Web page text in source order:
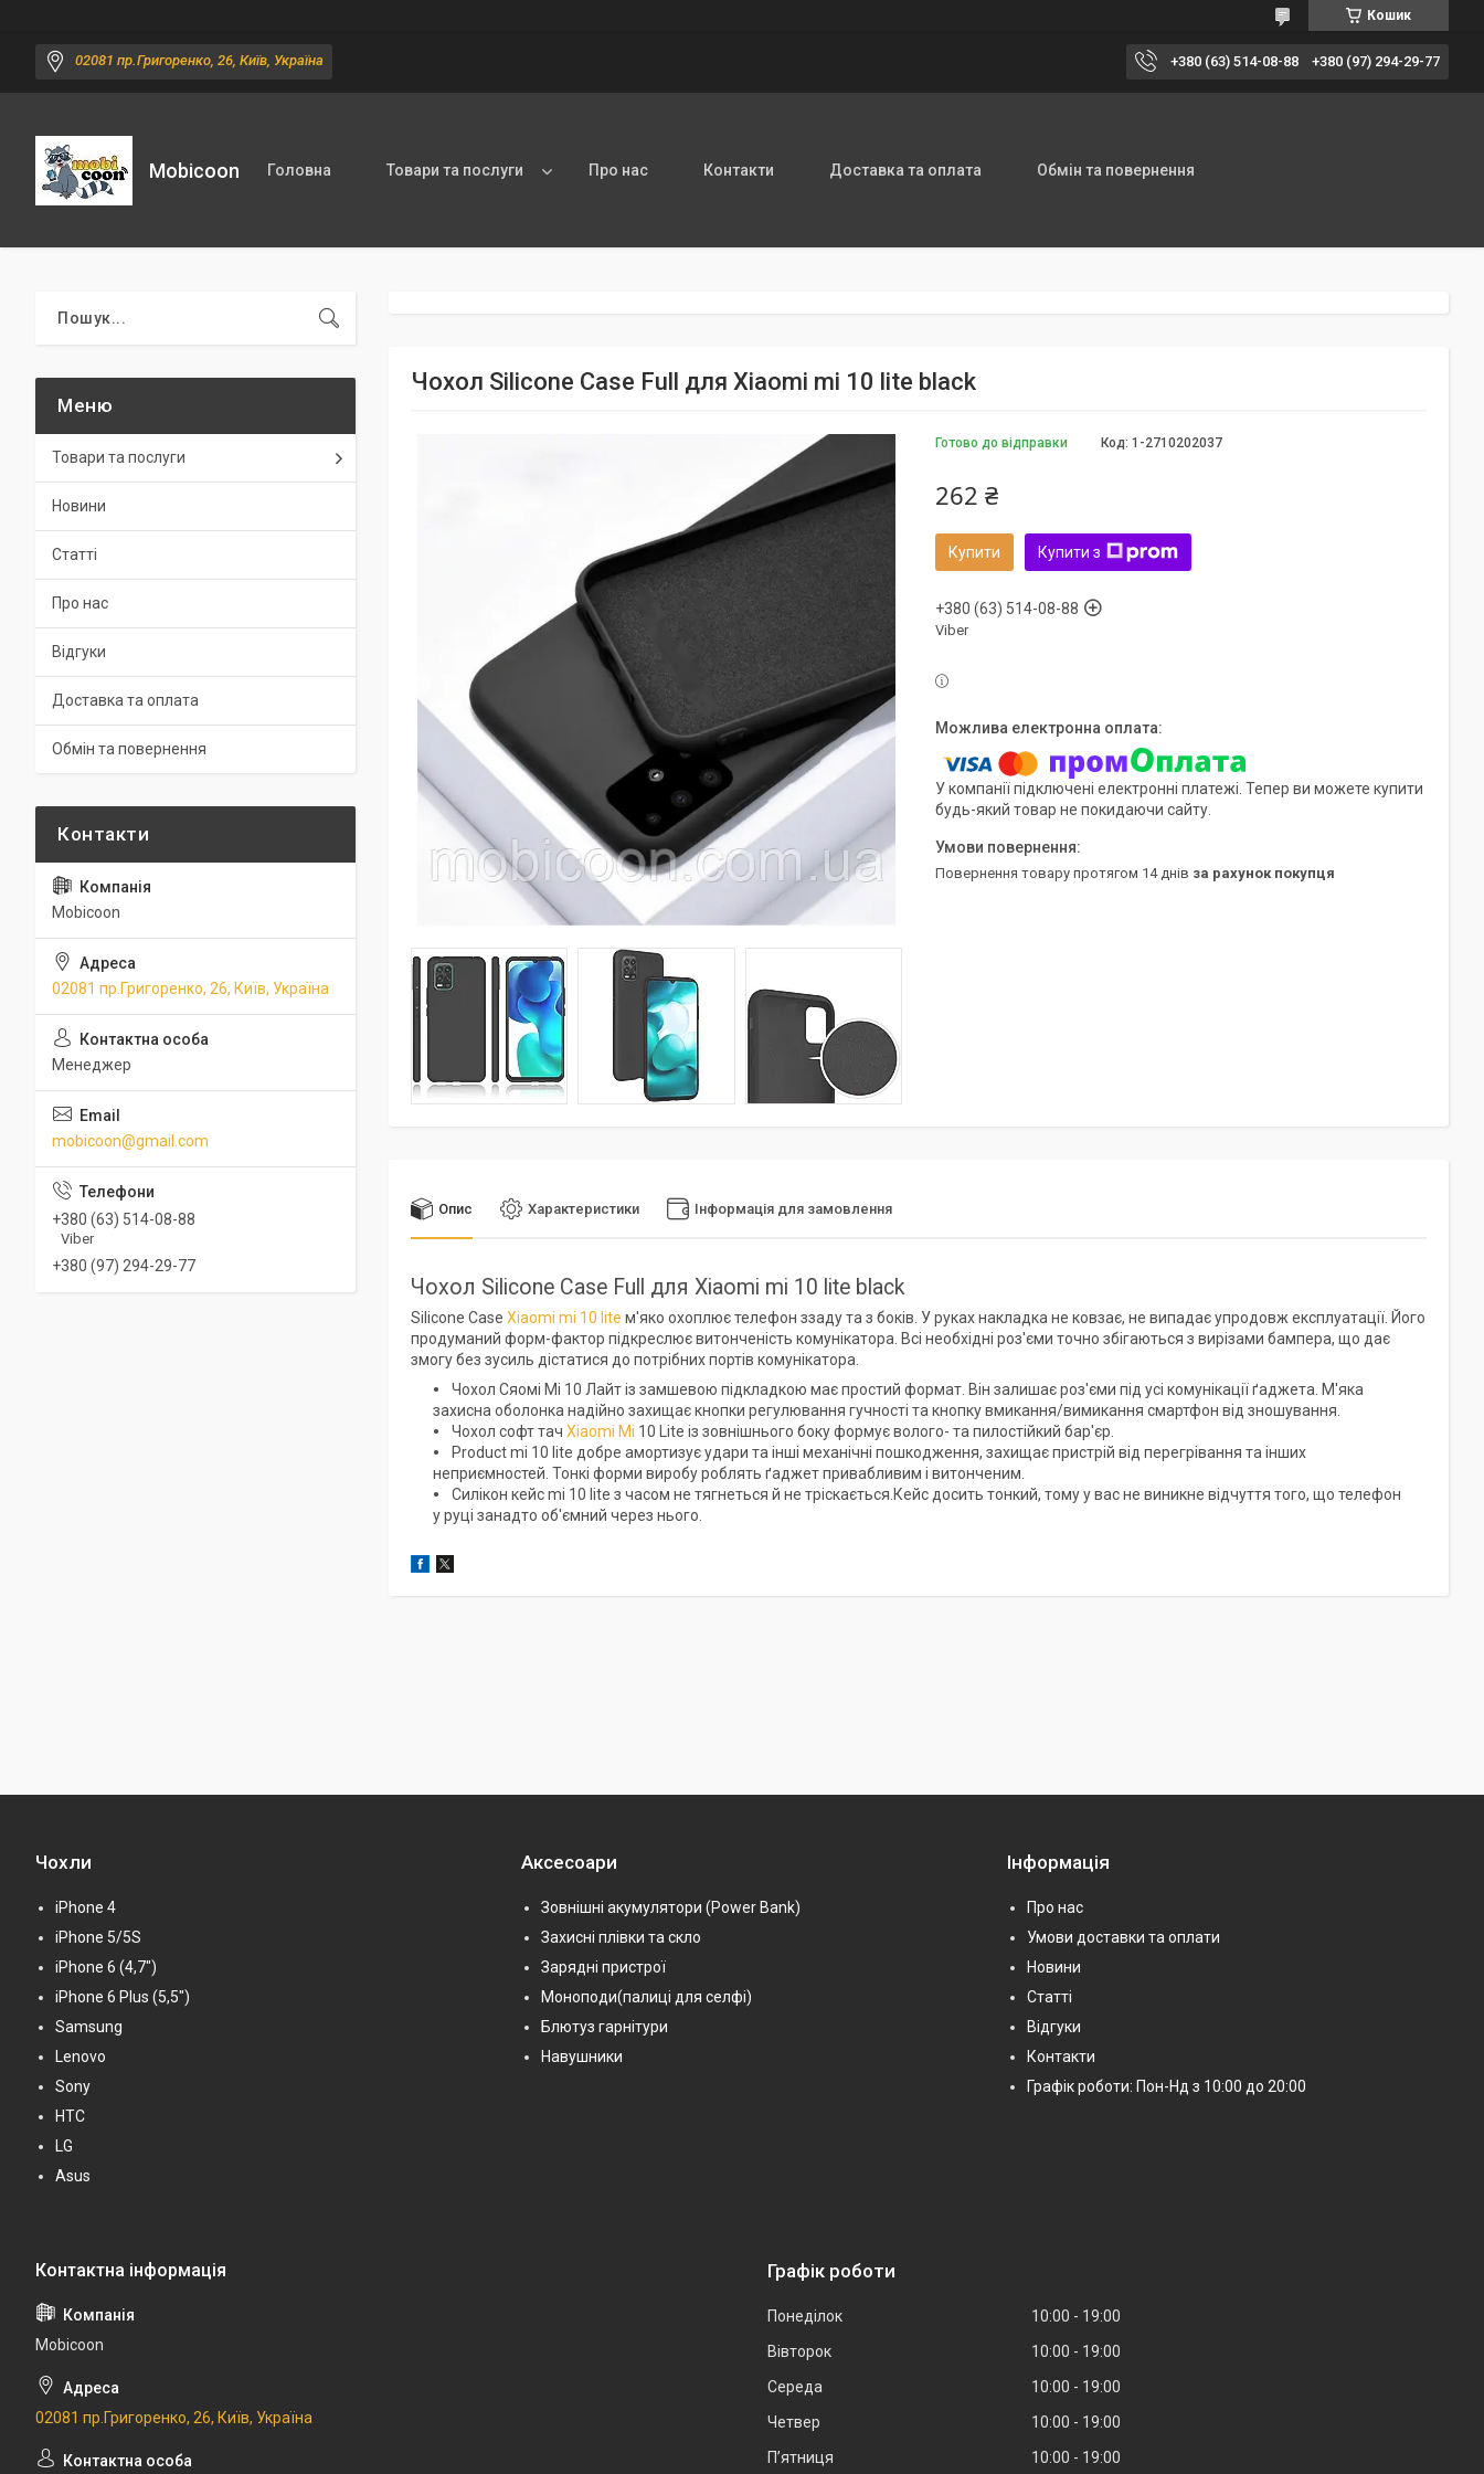
Кошик
02081 пр.Григоренко, 26, Київ, Україна +380 (63) 514-08-88 +380 (97) 294-29-77
Mobicoon Головна Товари та послуги Про нас Контакти Доставка та оплата Обмін та повернення
Чохол Silicone Case Full для Xiaomi mi 10 lite black
Готово до відправки Код: 1-2710202037
262 ₴
Купити Купити з
+380 (63) 514-08-88
Viber
У компанії підключені електронні платежі. Тепер ви можете купити
будь-який товар не покидаючи сайту.
повернення товару протягом 14 днів за рахунок покупця
Опис Характеристики Інформація для замовлення
Чохол Silicone Case Full для Xiaomi mi 10 lite black
Silicone Case Xiaomi mi 10 lite м'яко охоплює телефон ззаду та з боків. У руках накладка не ковзає, не випадає упродовж експлуатації. Його
продуманий форм-фактор підкреслює витонченість комунікатора. Всі необхідні роз'єми точно збігаються з вирізами бампера, що дає
змогу без зусиль дістатися до потрібних портів комунікатора.
Чохол Сяомі Мі 10 Лайт із замшевою підкладкою має простий формат. Він залишає роз'єми під усі комунікації ґаджета. М'яка
захисна оболонка надійно захищає кнопки регулювання гучності та кнопку вмикання/вимикання смартфон від зношування.
Чохол софт тач Xiaomi Mi 10 Lite із зовнішнього боку формує волого- та пилостійкий бар'єр.
Product mi 10 lite добре амортизує удари та інші механічні пошкодження, захищає пристрій від перегрівання та інших
неприємностей. Тонкі форми виробу роблять ґаджет привабливим і витонченим.
Силікон кейс mi 10 lite з часом не тягнеться й не тріскається.Кейс досить тонкий, тому у вас не виникне відчуття того, що телефон
у руці занадто об'ємний через нього.
Товари та послуги
Новини
Статті
Про нас
Відгуки
Доставка та оплата
Обмін та повернення
Mobicoon
02081 пр.Григоренко, 26, Київ, Україна
Менеджер
mobicoon@gmail.com
+380 (63) 514-08-88
Viber
+380 (97) 294-29-77
Чохли
iPhone 4
iPhone 5/5S
iPhone 6 (4,7")
iPhone 6 Plus (5,5")
Samsung
Lenovo
Sony
HTC
LG
Asus
Аксесоари
Зовнішні акумулятори (Power Bank)
Захисні плівки та скло
Зарядні пристрої
Моноподи(палиці для селфі)
Блютуз гарнітури
Навушники
Інформація
Про нас
Умови доставки та оплати
Новини
Статті
Відгуки
Контакти
Графік роботи: Пон-Нд з 10:00 до 20:00
Mobicoon
02081 пр.Григоренко, 26, Київ, Україна
Графік роботи
Понеділок 10:00
19:00
Вівторок
10:00
19:00
Середа
10:00
19:00
Четвер
10:00
19:00
Пʼятниця
10:00
19:00